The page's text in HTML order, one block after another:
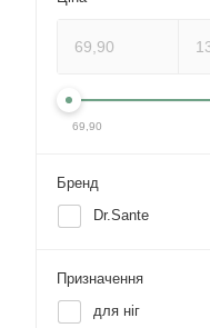
69,90
Бренд
Dr.Sante
Призначення
для ніг